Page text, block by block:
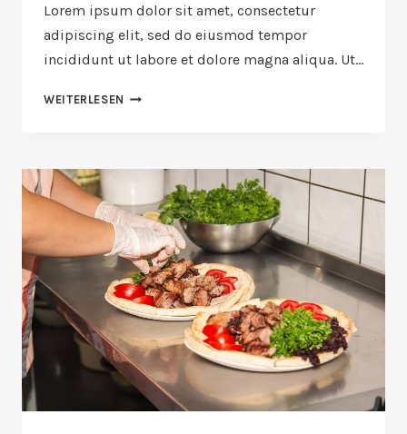
Lorem ipsum dolor sit amet, consectetur
adipiscing elit, sed do eiusmod tempor
incididunt ut labore et dolore magna aliqua. Ut…
WEITERLESEN THE
OF